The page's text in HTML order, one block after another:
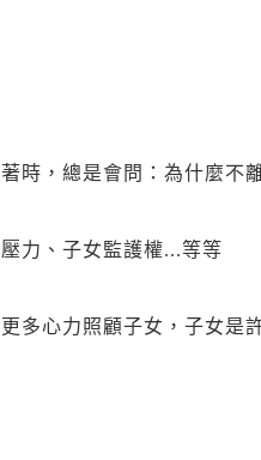
時，總是會問：為什麼不
力、子女監護權...等等
多心力照顧子女，子女是